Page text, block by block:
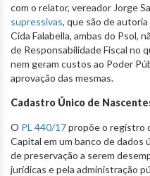
com o relator, vereador Jorge
supressivas, que são de
Cida Falabella, ambas do Psol,
de Responsabilidade Fiscal no
nem geram custos ao Poder
aprovação das mesmas.
Cadastro Único de
O PL 440/17propõe o registro
Capital em um banco de dados
de preservação a serem
jurídicas e pela administração